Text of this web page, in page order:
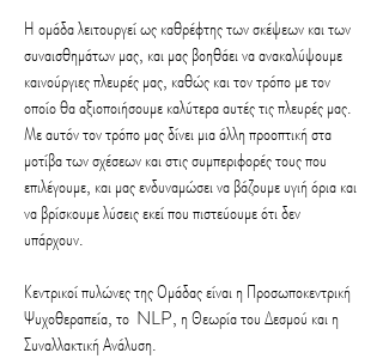
Η ομάδα λειτουργεί ως καθρέφτης των σκέψεων και των
συναισθημάτων μας, και μας βοηθάει να ανακαλύψουμε
καινούργιες πλευρές μας, καθώς και τον τρόπο με τον
οποίο θα αξιοποιήσουμε καλύτερα αυτές τις πλευρές μας.
Με αυτόν τον τρόπο μας δίνει μια άλλη προοπτική στα
μοτίβα των σχέσεων και στις συμπεριφορές τους που
επιλέγουμε, και μας ενδυναμώσει να βάζουμε υγιή όρια και
να βρίσκουμε λύσεις εκεί που πιστεύουμε ότι δεν
υπάρχουν.
Κεντρικοί πυλώνες της Ομάδας είναι η Προσωποκεντρική
Ψυχοθεραπεία, το NLP, η Θεωρία του Δεσμού και η
Συναλλακτική Ανάλυση.